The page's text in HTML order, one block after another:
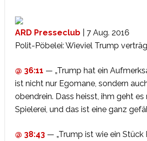
ARD Presseclub | 7 Aug. 2016
Polit-Pöbelei: Wieviel Trump
@ 36:11 — „Trump hat ein
ist nicht nur Egomane, sondern
obendrein. Dass heisst, ihm geht es
Spielerei, und das ist eine ganz
@ 38:43— „Trump ist wie ein Stück